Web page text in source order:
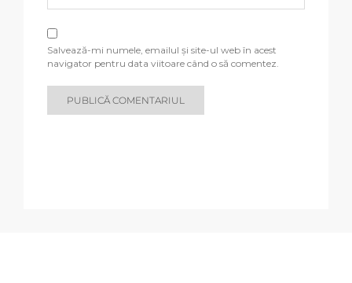
Salvează-mi numele, emailul și site-ul web în acest
navigator pentru data viitoare când o să comentez.